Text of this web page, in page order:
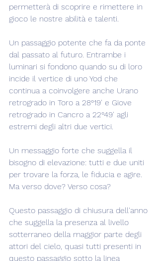
permetterà di scoprire e rimettere in
gioco le nostre abilità e talenti.
Un passaggio potente che fa da ponte
dal passato al futuro. Entrambe i
luminari si fondono quando su di loro
incide il vertice di uno Yod che
continua a coinvolgere anche Urano
retrogrado in Toro a 28°19' e Giove
retrogrado in Cancro a 22°49' agli
estremi degli altri due vertici.
Un messaggio forte che suggella il
bisogno di elevazione: tutti e due uniti
per trovare la forza, le fiducia e agire.
Ma verso dove? Verso cosa?
Questo passaggio di chiusura dell'anno
che suggella la presenza al livello
sotterraneo della maggior parte degli
attori del cielo, quasi tutti presenti in
questo passaggio sotto la linea